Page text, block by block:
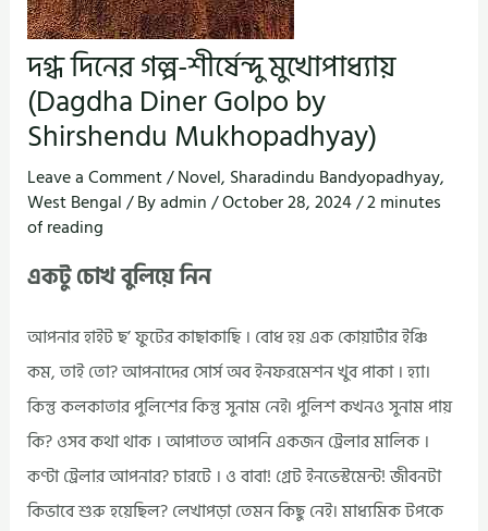
দগ্ধ দিনের গল্প-শীর্ষেন্দু মুখোপাধ্যায়
(Dagdha Diner Golpo by
Shirshendu Mukhopadhyay)
Leave a Comment/Novel, Sharadindu Bandyopadhyay,
West Bengal/ Byadmin/October 28, 2024/2 minutes
of reading
একটু চোখ বুলিয়ে নিন
আপনার হাইট ছ’ ফুটের কাছাকাছি । বোধ হয় এক কোয়ার্টার ইঞ্চি
কম, তাই তো? আপনাদের সোর্স অব ইনফরমেশন খুব পাকা । হ্যা।
কিন্তু কলকাতার পুলিশের কিন্তু সুনাম নেই৷ পুলিশ কখনও সুনাম পায়
কি? ওসব কথা থাক । আপাতত আপনি একজন ট্রেলার মালিক ।
কণ্টা ট্রেলার আপনার? চারটে । ও বাবা! গ্রেট ইনভেস্টমেন্ট! জীবনটা
কিভাবে শুরু হয়েছিল? লেখাপড়া তেমন কিছু নেই। মাধ্যমিক টপকে